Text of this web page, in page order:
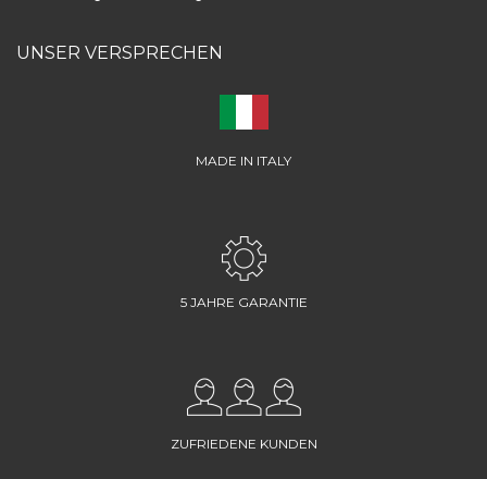
UNSER VERSPRECHEN
MADE IN ITALY
5 JAHRE GARANTIE
ZUFRIEDENE KUNDEN